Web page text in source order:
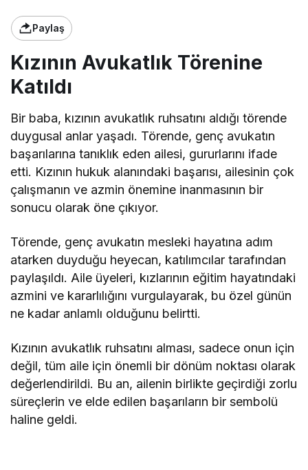
Paylaş
Kızının Avukatlık Törenine
Katıldı
Bir baba, kızının avukatlık ruhsatını aldığı törende
duygusal anlar yaşadı. Törende, genç avukatın
başarılarına tanıklık eden ailesi, gururlarını ifade
etti. Kızının hukuk alanındaki başarısı, ailesinin çok
çalışmanın ve azmin önemine inanmasının bir
sonucu olarak öne çıkıyor.
Törende, genç avukatın mesleki hayatına adım
atarken duyduğu heyecan, katılımcılar tarafından
paylaşıldı. Aile üyeleri, kızlarının eğitim hayatındaki
azmini ve kararlılığını vurgulayarak, bu özel günün
ne kadar anlamlı olduğunu belirtti.
Kızının avukatlık ruhsatını alması, sadece onun için
değil, tüm aile için önemli bir dönüm noktası olarak
değerlendirildi. Bu an, ailenin birlikte geçirdiği zorlu
süreçlerin ve elde edilen başarıların bir sembolü
haline geldi.